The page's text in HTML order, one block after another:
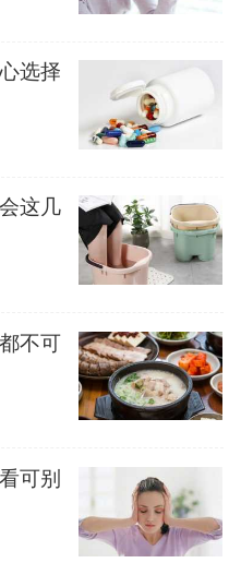
选择
这几
不可
可别